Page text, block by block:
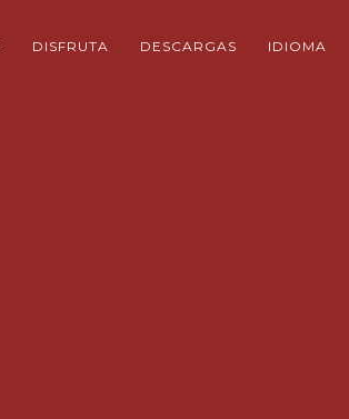
DISFRUTA DESCARGAS IDIOMA